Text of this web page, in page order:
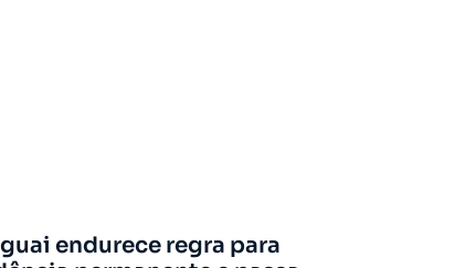
endurece regra para